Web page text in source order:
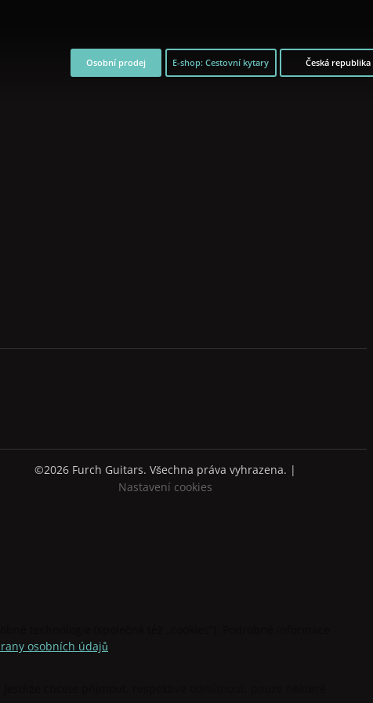
Osobní prodej E-shop: Cestovní kytary Česká republika
©2026 Furch Guitars. Všechna práva vyhrazena. |
Nastavení cookies
osobních údajů